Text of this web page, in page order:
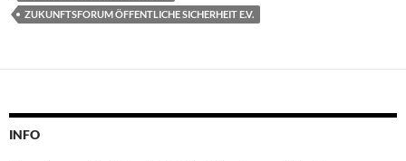
ZUKUNFTSFORUM ÖFFENTLICHE SICHERHEIT E.V.
INFO